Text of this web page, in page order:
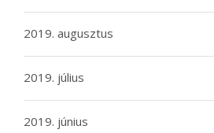
2019. augusztus
2019. július
2019. június